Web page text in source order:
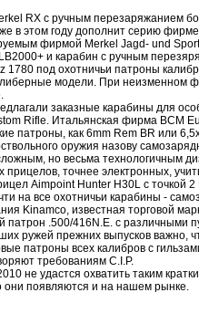
RX с ручным перезаряжанием
в этом году дополнит серию
фирмой Merkel Jagd- und
и карабин с ручным
1780 под охотничьи патроны
модели. При неизменном
заказные карабины для
Rifle. Итальянская фирма BCM
патроны, как 6mm Rem BR или
оружия назову
но весьма технологичным
прицелов, точнее электронных,
Aimpoint Hunter H30L с точкой
на все охотничьи карабины -
Kinamco, известная торговой
патрон .500/416N.E. с различными
ружей прежних выпусков важно,
патроны всех калибров с
требованиям C.I.P.
не удастся охватить таким
они появляются и на нашем рынке.